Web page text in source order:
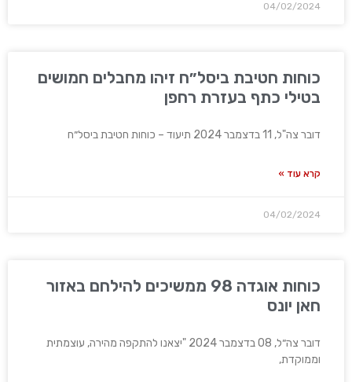
04/02/2024
כוחות חטיבת ביסל״ח זיהו מחבלים חמושים
בטילי כתף בעזרת רחפן
דובר צה"ל, 11 בדצמבר 2024 תיעוד – כוחות חטיבת ביסל״ח
קרא עוד »
04/02/2024
כוחות אוגדה 98 ממשיכים להילחם באזור
חאן יונס
דובר צה״ל, 08 בדצמבר 2024 "יצאנו להתקפה מהירה, עוצמתית
וממוקדת,